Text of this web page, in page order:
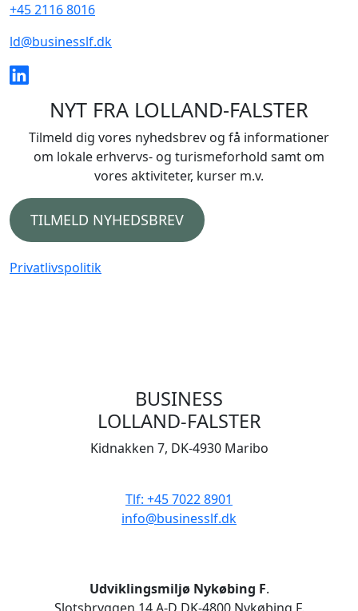
+45 2116 8016
ld@businesslf.dk
NYT FRA LOLLAND-FALSTER
Tilmeld dig vores nyhedsbrev og få informationer
om lokale erhvervs- og turismeforhold samt om
vores aktiviteter, kurser m.v.
TILMELD NYHEDSBREV
Privatlivspolitik
BUSINESS
LOLLAND-FALSTER
Kidnakken 7, DK-4930 Maribo
Tlf: +45 7022 8901
info@businesslf.dk
Udviklingsmiljø Nykøbing F.